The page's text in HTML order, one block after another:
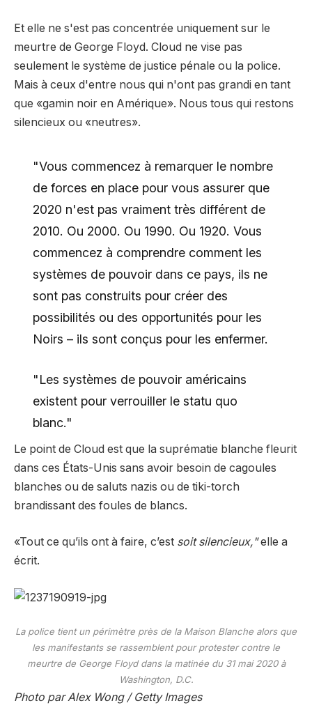
Et elle ne s'est pas concentrée uniquement sur le
meurtre de George Floyd. Cloud ne vise pas
seulement le système de justice pénale ou la police.
Mais à ceux d'entre nous qui n'ont pas grandi en tant
que «gamin noir en Amérique». Nous tous qui restons
silencieux ou «neutres».
"Vous commencez à remarquer le nombre
de forces en place pour vous assurer que
2020 n'est pas vraiment très différent de
2010. Ou 2000. Ou 1990. Ou 1920. Vous
commencez à comprendre comment les
systèmes de pouvoir dans ce pays, ils ne
sont pas construits pour créer des
possibilités ou des opportunités pour les
Noirs – ils sont conçus pour les enfermer.
"Les systèmes de pouvoir américains
existent pour verrouiller le statu quo
blanc."
Le point de Cloud est que la suprématie blanche fleurit
dans ces États-Unis sans avoir besoin de cagoules
blanches ou de saluts nazis ou de tiki-torch
brandissant des foules de blancs.
«Tout ce qu’ils ont à faire, c’est soit silencieux,"elle a
écrit.
La police tient un périmètre près de la Maison Blanche alors que
les manifestants se rassemblent pour protester contre le
meurtre de George Floyd dans la matinée du 31 mai 2020 à
Washington, D.C.
Photo par Alex Wong / Getty Images